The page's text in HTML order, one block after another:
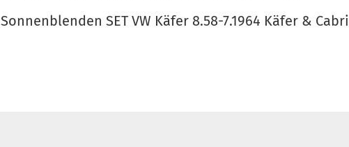
Sonnenblenden SET VW Käfer 8.58-7.1964 Käfer &